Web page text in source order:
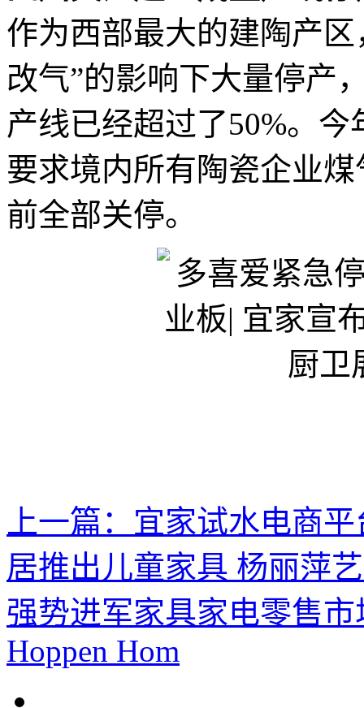
作为西部最大的建陶产
改气”的影响下大量停产
产线已经超过了50%。
要求境内所有陶瓷企业
前全部关停。
上一篇： 宜家试水电商
居推出儿童家具 杨丽萍
强势进军家具家电零售
Hoppen Hom